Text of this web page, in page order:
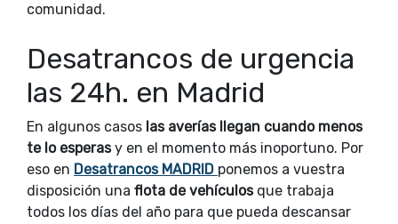
comunidad.
Desatrancos de urgencia
las 24h. en Madrid
En algunos casos las averías llegan cuando menos
te lo esperasy en el momento más inoportuno. Por
eso en Desatrancos MADRID ponemos a vuestra
disposición una flota de vehículosque trabaja
todos los días del año para que pueda descansar